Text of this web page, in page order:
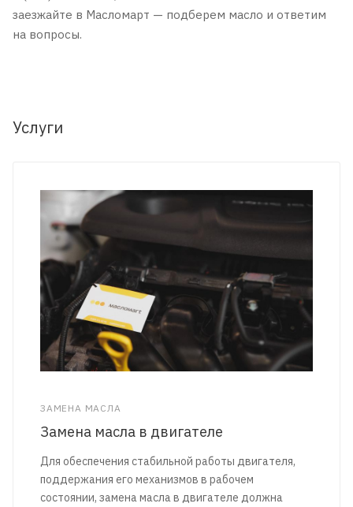
заезжайте в Масломарт — подберем масло и ответим
на вопросы.
Услуги
ЗАМЕНА МАСЛА
Замена масла в двигателе
Для обеспечения стабильной работы двигателя,
поддержания его механизмов в рабочем
состоянии, замена масла в двигателе должна